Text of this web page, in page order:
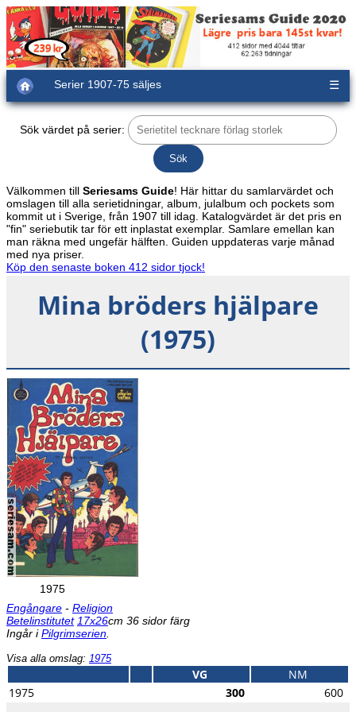
Serier 1907-75 säljes ☰
Sök värdet på serier:
Välkommen till Seriesams Guide! Här hittar du samlarvärdet och
omslagen till alla serietidningar, album, julalbum och pockets som
kommit ut i Sverige, från 1907 till idag. Katalogvärdet är det pris en
"fin" seriebutik tar för ett inplastat exemplar. Samlare emellan kan
man räkna med ungefär hälften. Guiden uppdateras varje månad
med nya priser.
Köp den senaste boken 412 sidor tjock!
Mina bröders hjälpare
(1975)
1975
Engångare - Religion
Betelinstitutet 17x26cm 36 sidor färg
Ingår iPilgrimserien
Visa alla omslag: 1975
VG
NM
1975
300 600